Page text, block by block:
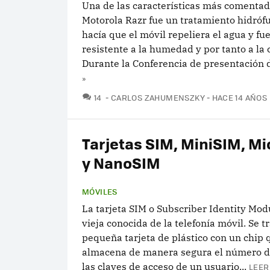
Una de las características más
Motorola Razr fue un tratamiento
hacía que el móvil repeliera el agua y
resistente a la humedad y por tanto a la
Durante la Conferencia de presentación
»
14 COMENTARIOS
CARLOS ZAHUMENSZKY HACE 14 AÑOS
Tarjetas SIM, MiniSIM,
y NanoSIM
MÓVILES
La tarjeta SIM o Subscriber Identity
vieja conocida de la telefonía móvil. Se
pequeña tarjeta de plástico con un chip
almacena de manera segura el número
las claves de acceso de un usuario...